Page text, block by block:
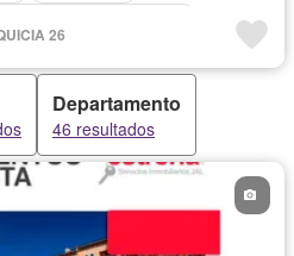
integral
Gas natural
Seguridad
amueblar
26
Departamento
46 resultados